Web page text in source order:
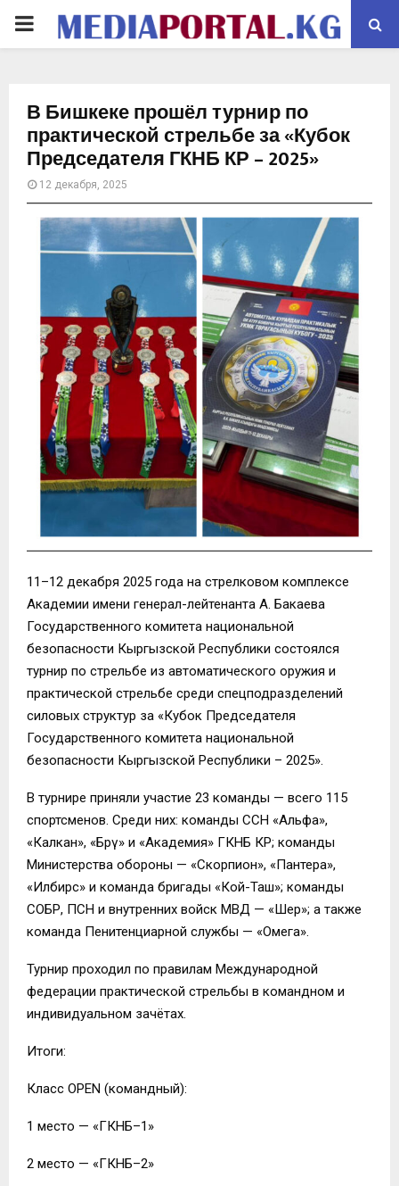
PRIMARY
В Бишкеке прошёл турнир по
практической стрельбе за «Кубок
Председателя ГКНБ КР – 2025»
12 декабря, 2025
11–12 декабря 2025 года на стрелковом комплексе
Академии имени генерал-лейтенанта А. Бакаева
Государственного комитета национальной
безопасности Кыргызской Республики состоялся
турнир по стрельбе из автоматического оружия и
практической стрельбе среди спецподразделений
силовых структур за «Кубок Председателя
Государственного комитета национальной
безопасности Кыргызской Республики – 2025».
В турнире приняли участие 23 команды — всего 115
спортсменов. Среди них: команды ССН «Альфа»,
«Калкан», «Бөрү» и «Академия» ГКНБ КР; команды
Министерства обороны — «Скорпион», «Пантера»,
«Илбирс» и команда бригады «Кой-Таш»; команды
СОБР, ПСН и внутренних войск МВД — «Шер»; а также
команда Пенитенциарной службы — «Омега».
Турнир проходил по правилам Международной
федерации практической стрельбы в командном и
индивидуальном зачётах.
Итоги:
Класс OPEN (командный):
1 место — «ГКНБ–1»
2 место — «ГКНБ–2»